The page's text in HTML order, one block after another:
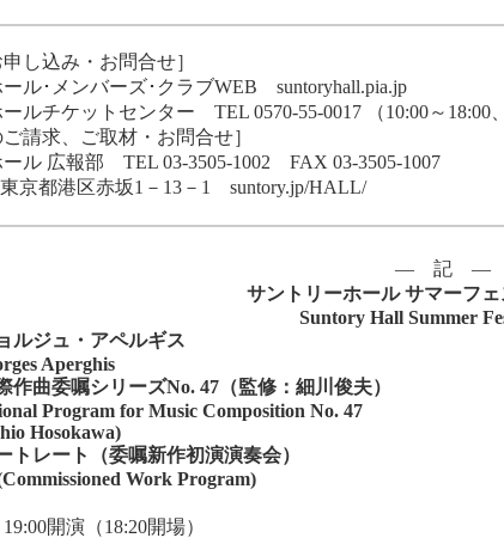
し込み・お問合せ］
ル･メンバーズ･クラブWEB suntoryhall.pia.jp
ルチケットセンター TEL 0570-55-0017 （10:00～18:00
ご請求、ご取材・お問合せ］
ル 広報部 TEL 03-3505-1002 FAX 03-3505-1007
京都港区赤坂1－13－1 suntory.jp/HALL/
― 記 ―
サントリーホール サマーフ
Suntory Hall Summer
ジュ・アペルギス
Aperghis
作曲委嘱シリーズNo. 47 （監修：細川俊夫）
Program for Music Composition No. 47
Hosokawa)
レート（委嘱新作初演演奏会）
Work Program)
19:00開演（18:20開場）